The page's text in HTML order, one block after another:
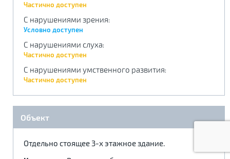
Частично доступен
С нарушениями зрения:
Условно доступен
С нарушениями слуха:
Частично доступен
С нарушениями умственного развития:
Частично доступен
Объект
Отдельно стоящее 3-х этажное здание.